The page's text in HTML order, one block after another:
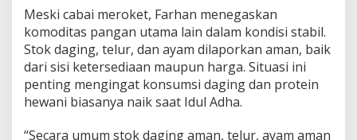
Meski cabai meroket, Farhan menegaskan
komoditas pangan utama lain dalam kondisi stabil.
Stok daging, telur, dan ayam dilaporkan aman, baik
dari sisi ketersediaan maupun harga. Situasi ini
penting mengingat konsumsi daging dan protein
hewani biasanya naik saat Idul Adha.
“Secara umum stok daging aman, telur, ayam aman